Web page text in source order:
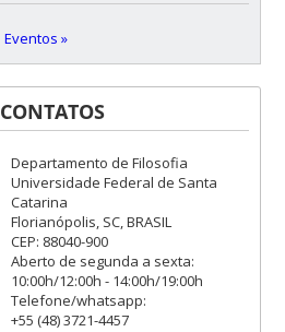
Eventos »
CONTATOS
Departamento de Filosofia
Universidade Federal de Santa
Catarina
Florianópolis, SC, BRASIL
CEP: 88040-900
Aberto de segunda a sexta:
10:00h/12:00h - 14:00h/19:00h
Telefone/whatsapp:
+55 (48) 3721-4457